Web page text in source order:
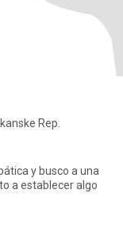
Rep.
y busco a una
a establecer algo